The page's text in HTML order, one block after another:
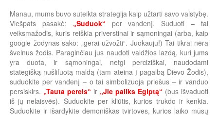
Manau, mums buvo suteikta strategija kaip užtarti savo valstybę.
Viešpats pasakė: „Suduok“ per vandenį. Suduoti – tai
veiksmažodis, kuris reiškia priverstinai ir sąmoningai (arba, kaip
google žodynas sako: „gerai užvožti“. Juokauju!) Tai tikrai nėra
švelnus žodis. Paraginčiau jus naudoti valdžios lazdą, kuri jums
yra duota, ir sąmoningai, netgi perciziškai, naudodami
stategišką nušlifuotą maldą (tam ateina į pagalbą Dievo Žodis),
suduokite per vandenį – o tai simbolizuoja priešus – ir vanduo
persiskirs. „Tauta pereis“ ir „Jie paliks Egiptą“ (bus išvaduoti
iš jų nelaisvės). Suduokite per kliūtis, kurios trukdo ir kenkia.
Suduokite ir išardykite demoniškas tvirtoves, kurios laiko mūsų